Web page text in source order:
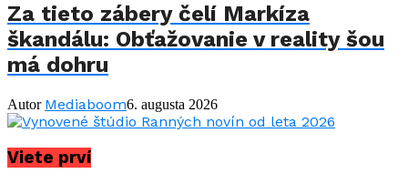
Za tieto zábery čelí Markíza
škandálu: Obťažovanie v reality šou
má dohru
Autor Mediaboom6. augusta 2026
Viete prví